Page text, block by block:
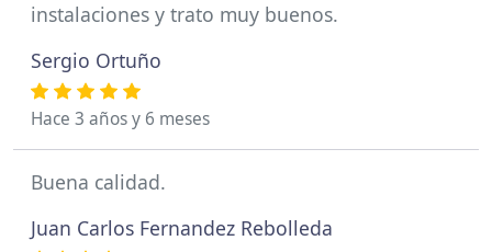
instalaciones y trato muy buenos.
Sergio Ortuño
Hace 3 años y 6 meses
Buena calidad.
Juan Carlos Fernandez Rebolleda